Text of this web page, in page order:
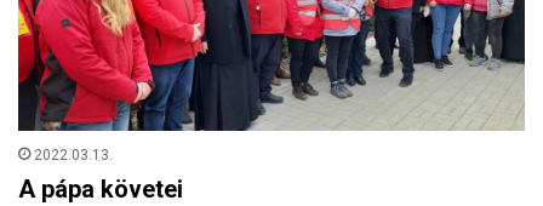
2022.03.13.
A pápa követei